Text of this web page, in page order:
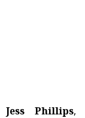
Jess Phillips,